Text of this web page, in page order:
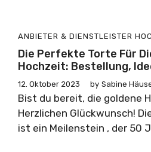
ANBIETER & DIENSTLEISTER
Die Perfekte Torte Für
Hochzeit: Bestellung,
12. Oktober 2023 by Sabine
Bist du bereit, die goldene
Herzlichen Glückwunsch!
ist ein Meilenstein , der 50